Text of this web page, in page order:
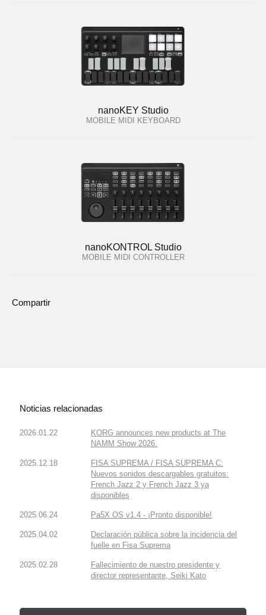
nanoKEY Studio
MOBILE MIDI KEYBOARD
nanoKONTROL Studio
MOBILE MIDI CONTROLLER
Compartir
Noticias relacionadas
2026.01.22
KORG announces new products at The
NAMM Show 2026.
2025.12.18
FISA SUPREMA / FISA SUPREMA C:
Nuevos sonidos descargables gratuitos:
French Jazz 2 y French Jazz 3 ya
disponibles
2025.06.24 Pa5X OS v1.4 - ¡Pronto disponible!
2025.04.02
Declaración pública sobre la incidencia del
fuelle en Fisa Suprema
2025.02.28
Fallecimiento de nuestro presidente y
director representante, Seiki Kato